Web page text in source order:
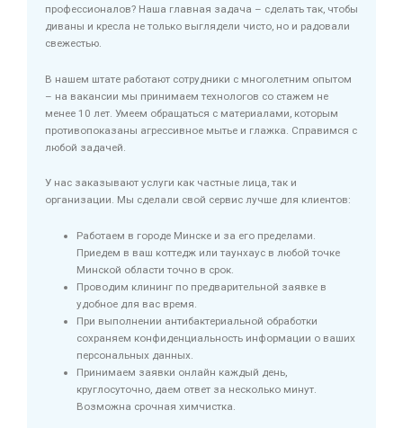
профессионалов? Наша главная задача – сделать так, чтобы
диваны и кресла не только выглядели чисто, но и радовали
свежестью.
В нашем штате работают сотрудники с многолетним опытом
– на вакансии мы принимаем технологов со стажем не
менее 10 лет. Умеем обращаться с материалами, которым
противопоказаны агрессивное мытье и глажка. Справимся с
любой задачей.
У нас заказывают услуги как частные лица, так и
организации. Мы сделали свой сервис лучше для клиентов:
Работаем в городе Минске и за его пределами.
Приедем в ваш коттедж или таунхаус в любой точке
Минской области точно в срок.
Проводим клининг по предварительной заявке в
удобное для вас время.
При выполнении антибактериальной обработки
сохраняем конфиденциальность информации о ваших
персональных данных.
Принимаем заявки онлайн каждый день,
круглосуточно, даем ответ за несколько минут.
Возможна срочная химчистка.